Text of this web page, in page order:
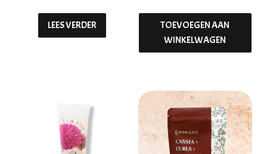
LEES VERDER
TOEVOEGEN AAN
WINKELWAGEN